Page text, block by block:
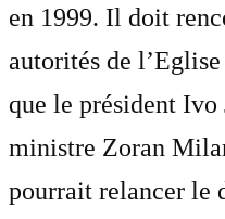
en 1999. Il doit
autorités de
que le président
ministre Zoran
pourrait relancer le